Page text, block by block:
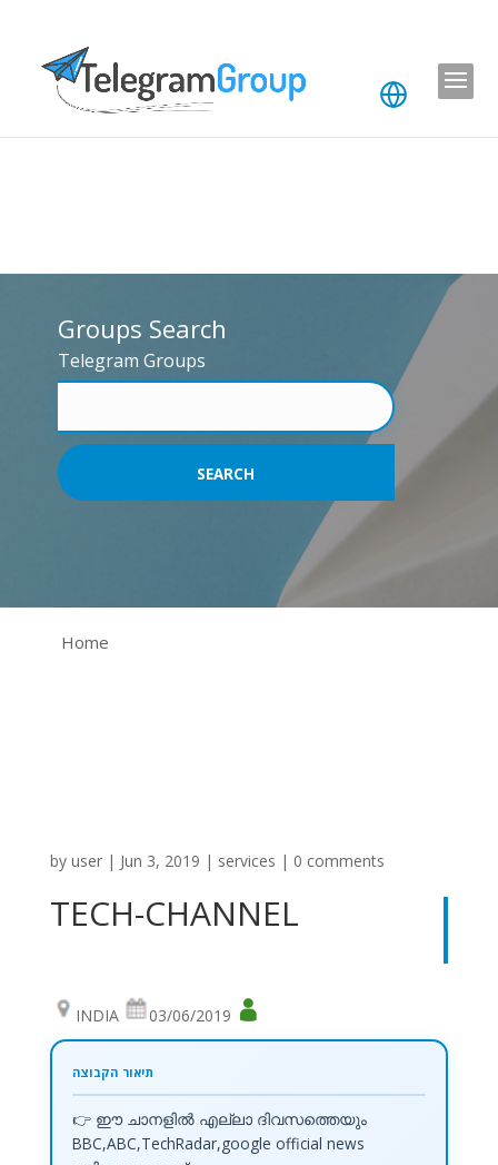
Groups Search
Telegram Groups
Home
by user| Jun 3, 2019 | services | 0 comments
TECH-CHANNEL
INDIA 03/06/2019
👉 ഈ ചാനളിൽ എല്ലാ ദിവസത്തെയും
BBC,ABC,TechRadar,google official news